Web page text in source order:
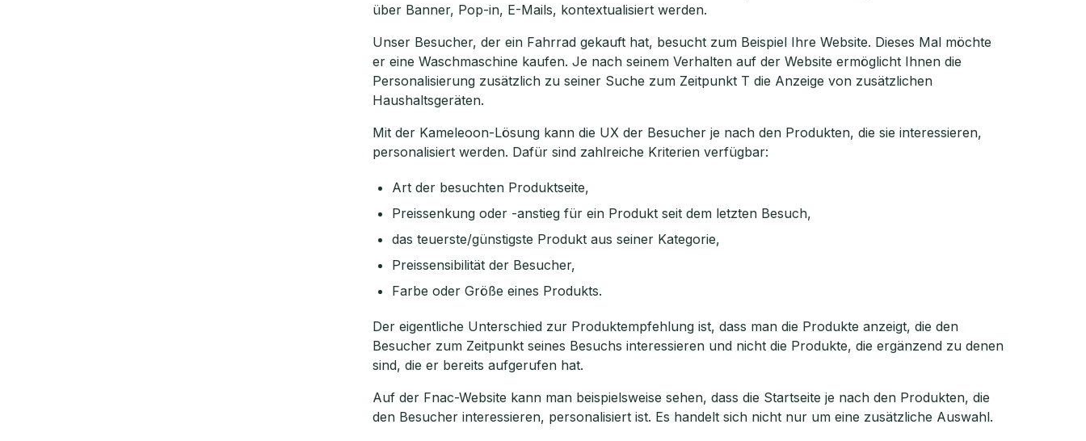
über Banner, Pop-in, E-Mails, kontextualisiert werden.
Unser Besucher, der ein Fahrrad gekauft hat, besucht zum Beispiel Ihre Website. Dieses Mal möchte
er eine Waschmaschine kaufen. Je nach seinem Verhalten auf der Website ermöglicht Ihnen die
Personalisierung zusätzlich zu seiner Suche zum Zeitpunkt T die Anzeige von zusätzlichen
Haushaltsgeräten.
Mit der Kameleoon-Lösung kann die UX der Besucher je nach den Produkten, die sie interessieren,
personalisiert werden. Dafür sind zahlreiche Kriterien verfügbar:
Art der besuchten Produktseite,
Preissenkung oder -anstieg für ein Produkt seit dem letzten Besuch,
das teuerste/günstigste Produkt aus seiner Kategorie,
Preissensibilität der Besucher,
Farbe oder Größe eines Produkts.
Der eigentliche Unterschied zur Produktempfehlung ist, dass man die Produkte anzeigt, die den
Besucher zum Zeitpunkt seines Besuchs interessieren und nicht die Produkte, die ergänzend zu denen
sind, die er bereits aufgerufen hat.
Auf der Fnac-Website kann man beispielsweise sehen, dass die Startseite je nach den Produkten, die
den Besucher interessieren, personalisiert ist. Es handelt sich nicht nur um eine zusätzliche Auswahl.